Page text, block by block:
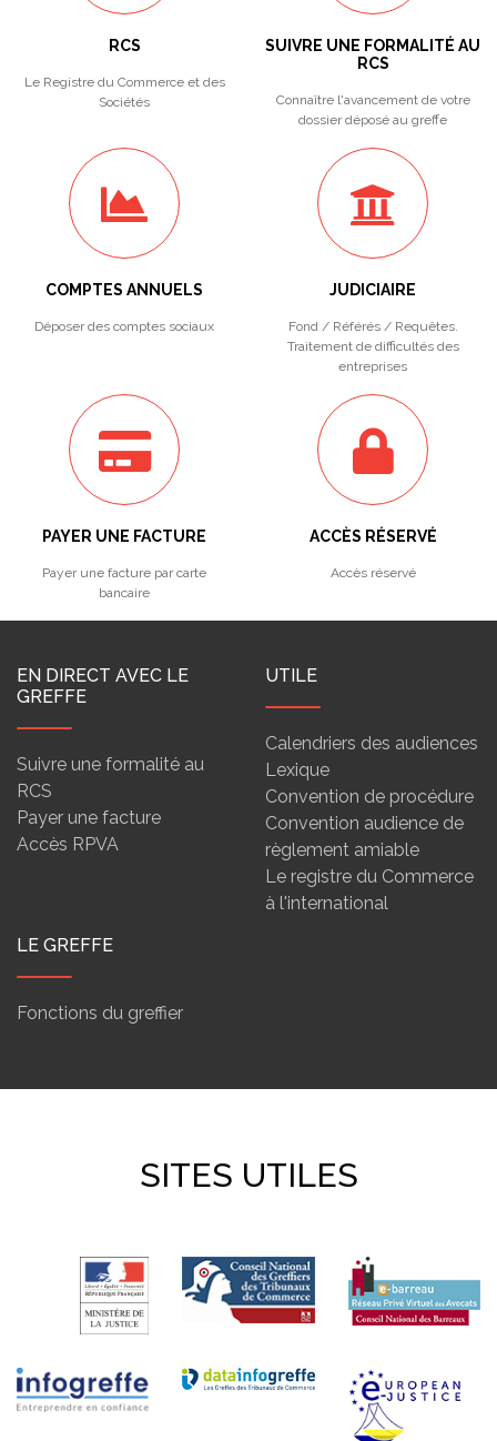
RCS
Le Registre du Commerce et des
Sociétés
SUIVRE UNE FORMALITÉ AU
RCS
Connaître l'avancement de votre
dossier déposé au greffe
COMPTES ANNUELS
Déposer des comptes sociaux
JUDICIAIRE
Fond / Référés / Requêtes.
Traitement de difficultés des
entreprises
PAYER UNE FACTURE
Payer une facture par carte
bancaire
ACCÈS RÉSERVÉ
Accès réservé
EN DIRECT AVEC LE
GREFFE
Suivre une formalité au
RCS
Payer une facture
Accès RPVA
UTILE
Calendriers des audiences
Lexique
Convention de procédure
Convention audience de
règlement amiable
Le registre du Commerce
à l'international
LE GREFFE
Fonctions du greffier
SITES UTILES